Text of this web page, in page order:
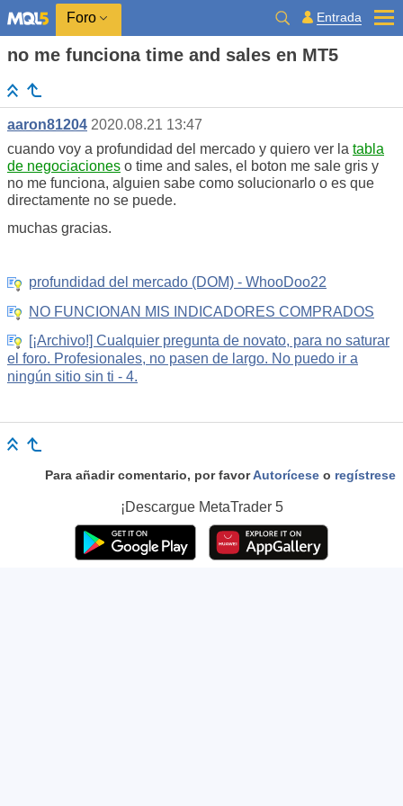
Foro Entrada
no me funciona time and sales en MT5
aaron81204 2020.08.21 13:47
cuando voy a profundidad del mercado y quiero ver la tabla
de negociaciones o time and sales, el boton me sale gris y
no me funciona, alguien sabe como solucionarlo o es que
directamente no se puede.
muchas gracias.
profundidad del mercado (DOM) - WhooDoo22
NO FUNCIONAN MIS INDICADORES COMPRADOS
[¡Archivo!] Cualquier pregunta de novato, para no saturar
el foro. Profesionales, no pasen de largo. No puedo ir a
ningún sitio sin ti - 4.
Para añadir comentario, por favorAutorícese o regístrese
¡Descargue MetaTrader 5